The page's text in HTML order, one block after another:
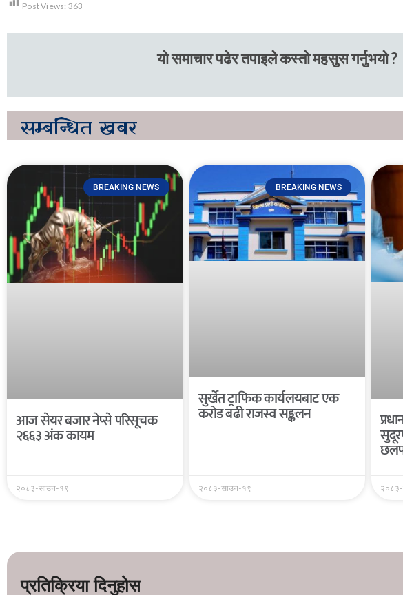
Post Views: 363
यो समाचार पढेर तपाइले कस्तो महसुस गर्नुभयो ?
सम्बन्धित खबर
BREAKING NEWS
आज सेयर बजार नेप्से परिसूचक
२६६३ अंक कायम
२०८३-साउन-१९
BREAKING NEWS
सुर्खेत ट्राफिक कार्यलयबाट एक
करोड बढी राजस्व सङ्कलन
२०८३-साउन-१९